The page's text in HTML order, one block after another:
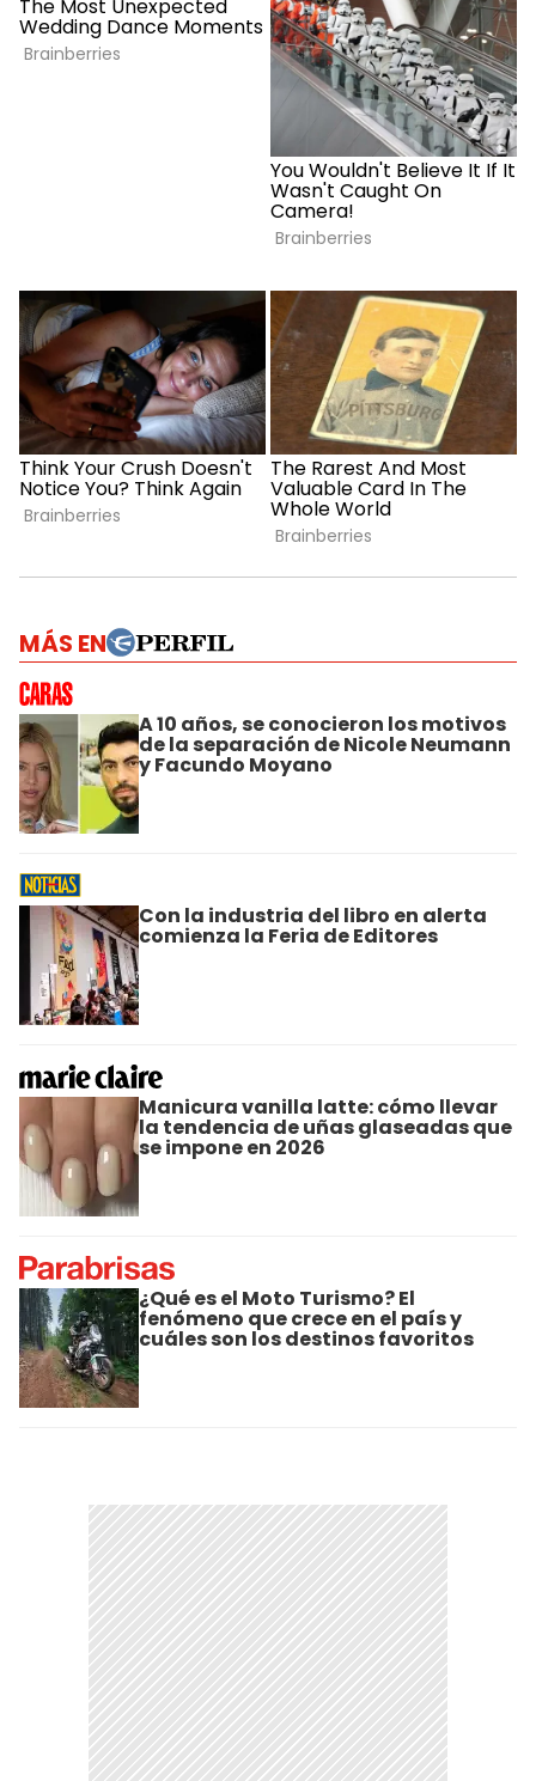
MÁS EN
A 10 años, se conocieron los motivos
de la separación de Nicole Neumann
y Facundo Moyano
Con la industria del libro en alerta
comienza la Feria de Editores
Manicura vanilla latte: cómo llevar
la tendencia de uñas glaseadas que
se impone en 2026
¿Qué es el Moto Turismo? El
fenómeno que crece en el país y
cuáles son los destinos favoritos